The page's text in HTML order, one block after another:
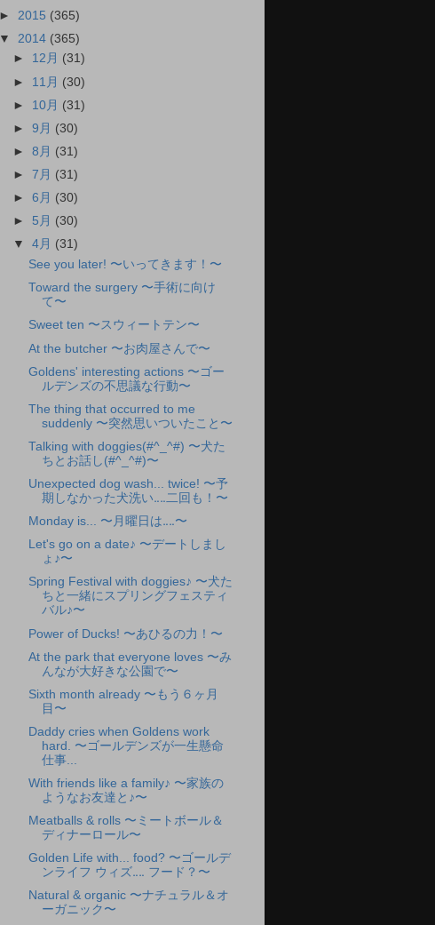
► 2015 (365)
▼ 2014 (365)
► 12月 (31)
► 11月 (30)
► 10月 (31)
►9月 (30)
►8月 (31)
►7月 (31)
►6月 (30)
► 5月 (30)
▼4月 (31)
See you later! 〜いってきます！〜
Toward the surgery 〜手術に向け
て〜
Sweet ten 〜スウィートテン〜
At the butcher 〜お肉屋さんで〜
Goldens' interesting actions 〜ゴー
ルデンズの不思議な行動〜
The thing that occurred to me
suddenly 〜突然思いついたこと〜
Talking with doggies(#^_^#) 〜犬た
ちとお話し(#^_^#)〜
Unexpected dog wash... twice! 〜予
期しなかった犬洗い‥‥二回も！〜
Monday is... 〜月曜日は‥‥〜
Let's go on a date♪ 〜デートしまし
ょ♪〜
Spring Festival with doggies♪ 〜犬た
ちと一緒にスプリングフェスティ
バル♪〜
Power of Ducks! 〜あひるの力！〜
At the park that everyone loves 〜み
んなが大好きな公園で〜
Sixth month already 〜もう６ヶ月
目〜
Daddy cries when Goldens work
hard. 〜ゴールデンズが一生懸命
仕事...
With friends like a family♪ 〜家族の
ようなお友達と♪〜
Meatballs & rolls 〜ミートボール＆
ディナーロール〜
Golden Life with... food? 〜ゴールデ
ンライフ ウィズ‥‥ フード？〜
Natural & organic 〜ナチュラル＆オ
ーガニック〜